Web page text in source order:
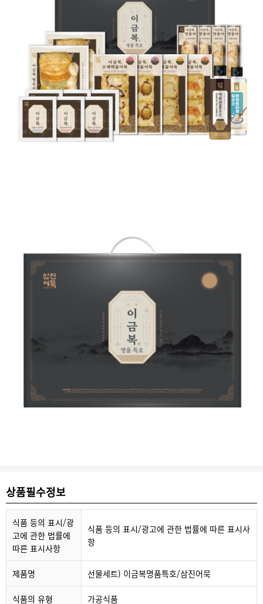
상품필수정보
식품 등의 표시/광
고에 관한 법률에
따른 표시사항
식품 등의 표시/광고에 관한 법률에 따른 표시사
항
제품명 선물세트) 이금복명품특호/삼진어묵
식품의 유형 가공식품